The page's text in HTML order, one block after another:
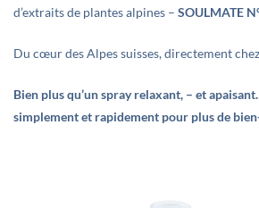
d’extraits de plantes alpines – SOULMATE
Du cœur des Alpes suisses, directement
Bien plus qu’un spray relaxant, – et
simplement et rapidement pour plus de